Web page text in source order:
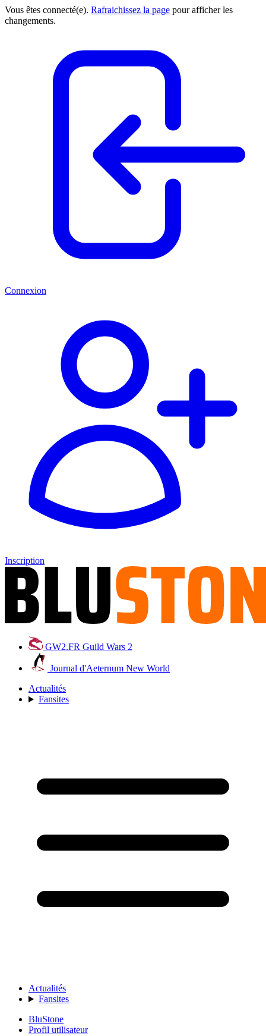
Vous êtes connecté(e). Rafraichissez la page pour afficher les
changements.
Connexion
Inscription
GW2.FR Guild Wars 2
Journal d'Aeternum New World
Actualités
Fansites
Actualités
Fansites
BluStone
Profil utilisateur